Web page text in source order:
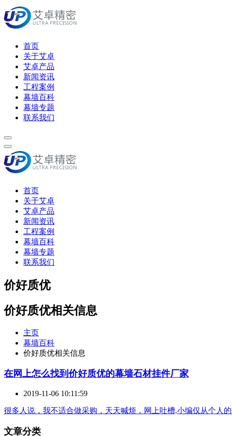
首页
关于艾卓
艾卓产品
新闻资讯
工程案例
幕墙百科
幕墙专题
联系我们
首页
关于艾卓
艾卓产品
新闻资讯
工程案例
幕墙百科
幕墙专题
联系我们
价好质优
价好质优相关信息
主页
幕墙百科
价好质优相关信息
在网上怎么找到价好质优的幕墙石材挂件厂家
2019-11-06 10:11:59
很多人说，我不适合做采购，天天喊烦，网上吐槽,小编仅从个人
文章分类